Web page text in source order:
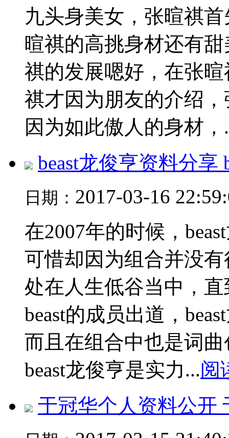
九头身美女，张暄祺
暄祺的高挑身材还有
祺的发展嗯好，在张
祺才因为朋友的介绍
因为如此傲人的身材，
beast龙俊亨资料分享
日期： 2017-03-16
在2007年的时候，
可惜却因为组合并没
处在人生低谷当中，
beast的成员出道，
而且在组合中也是词
beast龙俊亨是实力...阅
于冠华个人资料公开